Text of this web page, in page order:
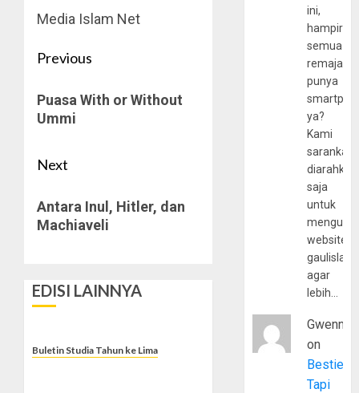
Media Islam Net
Post
navigation
Previous
post:
Puasa With or Without
Ummi
Next
post:
Antara Inul, Hitler, dan
Machiaveli
EDISI LAINNYA
Buletin Studia Tahun ke Lima
ini,
hampir
semua
remaja
punya
ya?
Kami
sarankan,
diarahkan
saja
untuk
website
agar
lebih…
Gwenny
on
Bestie
Tapi